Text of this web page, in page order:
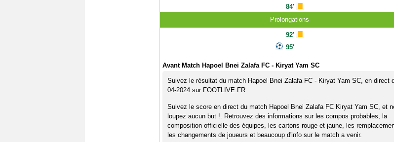
84'
Prolongations
92'
95'
Avant Match Hapoel Bnei Zalafa FC - Kiryat Yam SC
Suivez le résultat du match Hapoel Bnei Zalafa FC - Kiryat Yam SC, en direct
04-2024 sur FOOTLIVE.FR
Suivez le score en direct du match Hapoel Bnei Zalafa FC Kiryat Yam SC, et
loupez aucun but !. Retrouvez des informations sur les compos probables, la
composition officielle des équipes, les cartons rouge et jaune, les
les changements de joueurs et beaucoup d'info sur le match a venir.